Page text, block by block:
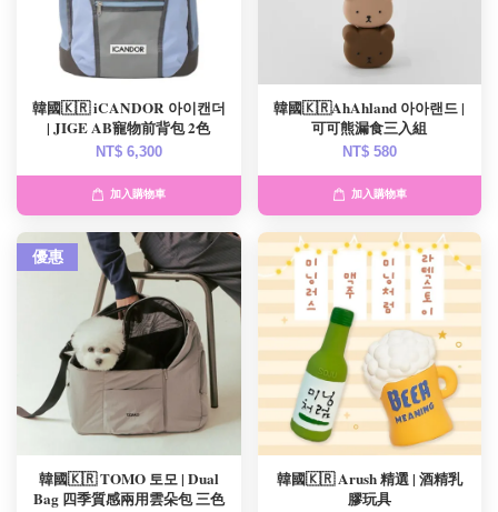
韓國🇰🇷 iCANDOR 아이캔더
| JIGE AB寵物前背包 2色
NT$ 6,300
加入購物車
韓國🇰🇷AhAhland 아아랜드 |
可可熊漏食三入組
NT$ 580
加入購物車
優惠
韓國🇰🇷 TOMO 토모 | Dual
Bag 四季質感兩用雲朵包 三色
韓國🇰🇷 Arush 精選 | 酒精乳
膠玩具